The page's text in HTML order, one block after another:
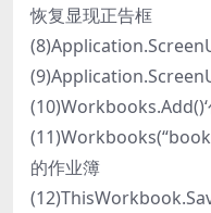
恢复显现正告框
的作业簿